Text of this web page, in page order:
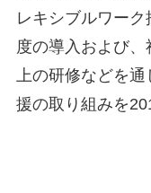
レキシブルワーク
度の導入および
上の研修などを
援の取り組みを